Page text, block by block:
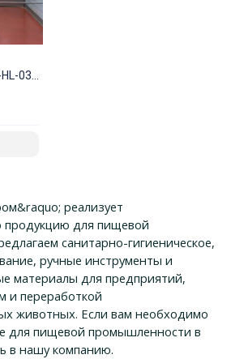
03
реализует
продукцию для пищевой
санитарно-гигиеническое,
ручные инструменты и
материалы для предприятий,
и переработкой
животных. Если вам необходимо
для пищевой промышленности в
в нашу компанию.